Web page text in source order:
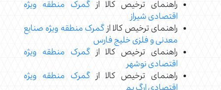
راهنمای ترخیص کالا ازگمرک منطقه ویژه
اقتصادی شیراز
راهنمای ترخیص کالا ازگمرک منطقه ویژه صنایع
معدنی و فلزی خلیج فارس
راهنمای ترخیص کالا ازگمرک منطقه ویژه
اقتصادی نوشهر
راهنمای ترخیص کالا ازگمرک منطقه ویژه